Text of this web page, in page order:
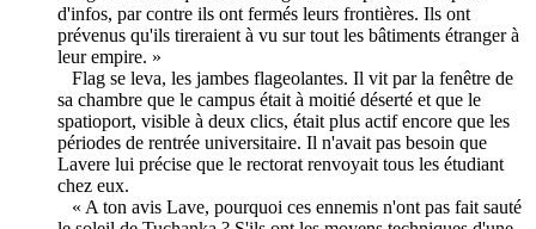
d'infos, par contre ils ont fermés leurs frontières. Ils ont
prévenus qu'ils tireraient à vu sur tout les bâtiments étranger à
leur empire. »
Flag se leva, les jambes flageolantes. Il vit par la fenêtre de
sa chambre que le campus était à moitié déserté et que le
spatioport, visible à deux clics, était plus actif encore que les
périodes de rentrée universitaire. Il n'avait pas besoin que
Lavere lui précise que le rectorat renvoyait tous les étudiant
chez eux.
« A ton avis Lave, pourquoi ces ennemis n'ont pas fait sauté